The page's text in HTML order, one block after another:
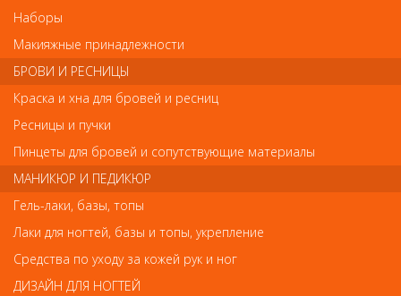
Имя
Обратите внимание
Внешний вид товара «Термобигуди 6шт» может отличаться от
Наборы
Макияжные принадлежности
БРОВИ И РЕСНИЦЫ
Краска и хна для бровей и ресниц
Ресницы и пучки
Пинцеты для бровей и сопутствующие материалы
МАНИКЮР И ПЕДИКЮР
Гель-лаки, базы, топы
Лаки для ногтей, базы и топы, укрепление
Средства по уходу за кожей рук и ног
ДИЗАЙН ДЛЯ НОГТЕЙ